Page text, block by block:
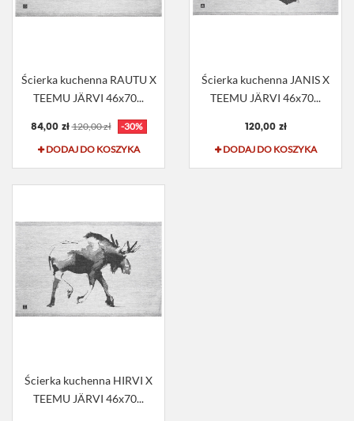
Ścierka kuchenna RAUTU X
TEEMU JÄRVI 46x70...
84,00 zł 120,00 zł
-30%
DODAJ DO KOSZYKA
Ścierka kuchenna JANIS X
TEEMU JÄRVI 46x70...
120,00 zł
DODAJ DO KOSZYKA
Ścierka kuchenna HIRVI X
TEEMU JÄRVI 46x70...